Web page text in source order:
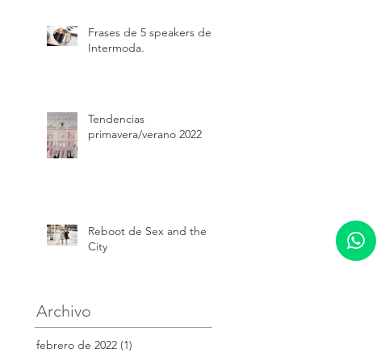
Frases de 5 speakers de
Intermoda.
Tendencias
primavera/verano 2022
Reboot de Sex and the
City
Archivo
febrero de 2022 (1)